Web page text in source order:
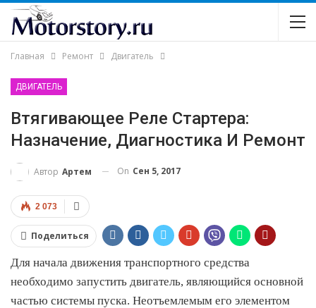
Главная Ремонт Двигатель
ДВИГАТЕЛЬ
Втягивающее Реле Стартера:
Назначение, Диагностика И Ремонт
Автор Артем On Сен 5, 2017
2 073
Поделиться
Для начала движения транспортного средства
необходимо запустить двигатель, являющийся основной
частью системы пуска. Неотъемлемым его элементом